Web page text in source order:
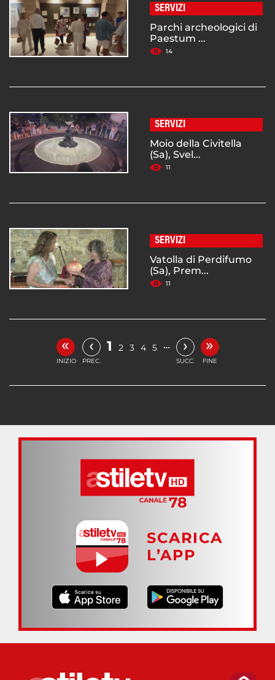
SERVIZI
Parchi archeologici di
Paestum ...
14
SERVIZI
Moio della Civitella
(Sa), Svel...
11
SERVIZI
Vatolla di Perdifumo
(Sa), Prem...
11
«
INIZIO
‹
PREC.
1 2 3 4 5 … ›
SUCC.
»
FINE
SCARICA
L’APP